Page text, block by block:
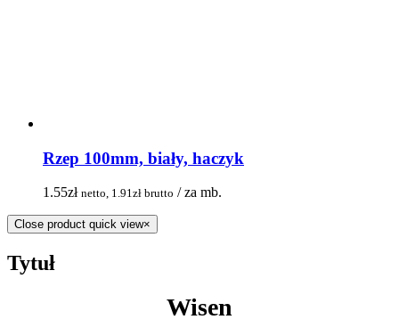
Rzep 100mm, biały, haczyk
1.55zł netto, 1.91zł brutto / za mb.
Close product quick view×
Tytuł
Wisen